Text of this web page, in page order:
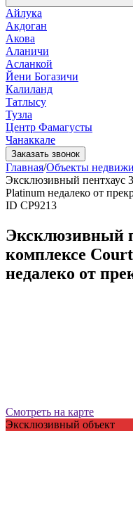
Айлука
Акдоган
Акова
Аланичи
Асланкой
Йени Богазичи
Калиланд
Татлысу
Тузла
Центр Фамагусты
Чанаккале
Заказать звонок
Главная/Объекты
Эксклюзивный пентхаус
Platinum недалеко от
ID СP9213
Эксклюзивный
комплексе
недалеко от
Смотреть на карте
Эксклюзивный объект